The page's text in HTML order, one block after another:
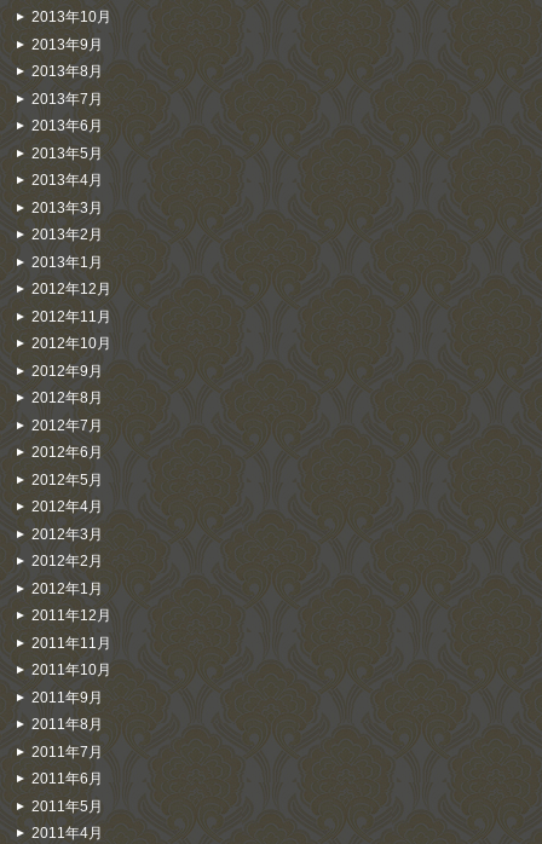
2013年10月
2013年9月
2013年8月
2013年7月
2013年6月
2013年5月
2013年4月
2013年3月
2013年2月
2013年1月
2012年12月
2012年11月
2012年10月
2012年9月
2012年8月
2012年7月
2012年6月
2012年5月
2012年4月
2012年3月
2012年2月
2012年1月
2011年12月
2011年11月
2011年10月
2011年9月
2011年8月
2011年7月
2011年6月
2011年5月
2011年4月